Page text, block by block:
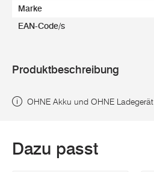
Marke
EAN-Code/s
Produktbeschreibung
OHNE Akku und OHNE Ladegerät
Dazu passt